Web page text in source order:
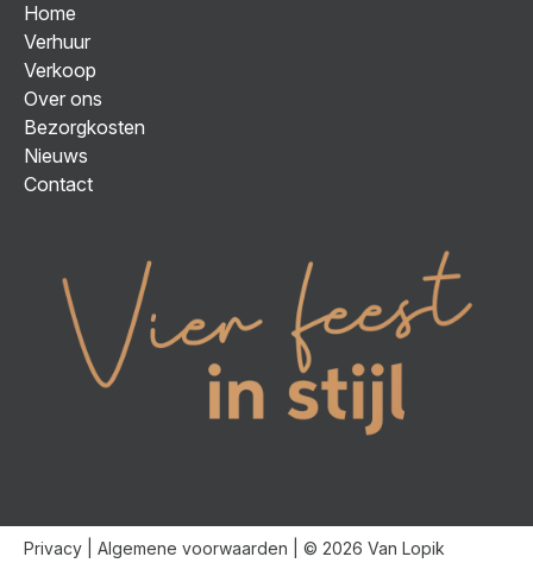
Home
Verhuur
Verkoop
Over ons
Bezorgkosten
Nieuws
Contact
Privacy Algemene voorwaarden | © 2026 Van Lopik